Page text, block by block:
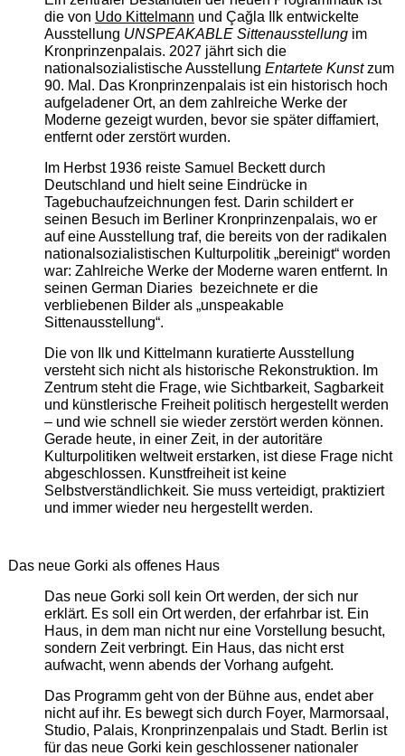
die von Udo Kittelmann und Çağla Ilk entwickelte
Ausstellung UNSPEAKABLE Sittenausstellungim
Kronprinzenpalais. 2027 jährt sich die
nationalsozialistische Ausstellung Entartete Kunstzum
90. Mal. Das Kronprinzenpalais ist ein historisch hoch
aufgeladener Ort, an dem zahlreiche Werke der
Moderne gezeigt wurden, bevor sie später diffamiert,
entfernt oder zerstört wurden.
Im Herbst 1936 reiste Samuel Beckett durch
Deutschland und hielt seine Eindrücke in
Tagebuchaufzeichnungen fest. Darin schildert er
seinen Besuch im Berliner Kronprinzenpalais, wo er
auf eine Ausstellung traf, die bereits von der radikalen
nationalsozialistischen Kulturpolitik „bereinigt“ worden
war: Zahlreiche Werke der Moderne waren entfernt. In
seinen German Diaries bezeichnete er die
verbliebenen Bilder als „unspeakable
Sittenausstellung“.
Die von Ilk und Kittelmann kuratierte Ausstellung
versteht sich nicht als historische Rekonstruktion. Im
Zentrum steht die Frage, wie Sichtbarkeit, Sagbarkeit
und künstlerische Freiheit politisch hergestellt werden
– und wie schnell sie wieder zerstört werden können.
Gerade heute, in einer Zeit, in der autoritäre
Kulturpolitiken weltweit erstarken, ist diese Frage nicht
abgeschlossen. Kunstfreiheit ist keine
Selbstverständlichkeit. Sie muss verteidigt, praktiziert
und immer wieder neu hergestellt werden.
Das neue Gorki als offenes Haus
Das neue Gorki soll kein Ort werden, der sich nur
erklärt. Es soll ein Ort werden, der erfahrbar ist. Ein
Haus, in dem man nicht nur eine Vorstellung besucht,
sondern Zeit verbringt. Ein Haus, das nicht erst
aufwacht, wenn abends der Vorhang aufgeht.
Das Programm geht von der Bühne aus, endet aber
nicht auf ihr. Es bewegt sich durch Foyer, Marmorsaal,
Studio, Palais, Kronprinzenpalais und Stadt. Berlin ist
für das neue Gorki kein geschlossener nationaler